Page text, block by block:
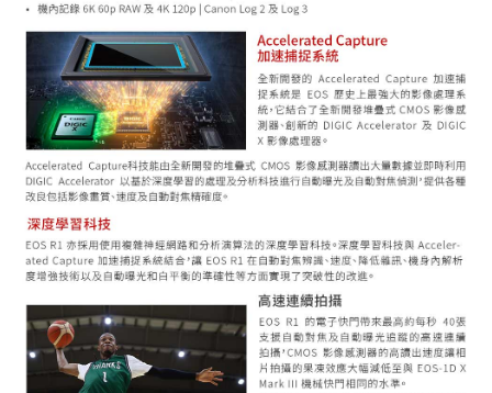
【注意事項】
易，需依本服務之必要範圍內提供個人資料，並將交易相關給付款項請求債
權轉讓予恩沛科技股份有限公司。
２．關於個人資料處理事宜，請瀏覽以下網址：
https://aftee.tw/terms/#terms3
３．未成年的使用者請事先徵得法定代理人或監護人之同意方可使用
「AFTEE先享後付」，若未經同意申辦者引起之損失，本公司不負相關責
任。
４．使用「AFTEE先享後付」時，將依據個別帳號之用戶狀況，依本公司即
時審查核予不同之上限額度；若仍有額度不足之情形，本公司將視審查結果
請求用戶進行身份認證。
５．嚴禁一人註冊多個帳號或使用他人資訊註冊。若發現惡意使用之情形，
恩沛科技股份有限公司將有權停止該用戶之使用額度並採取法律行動。